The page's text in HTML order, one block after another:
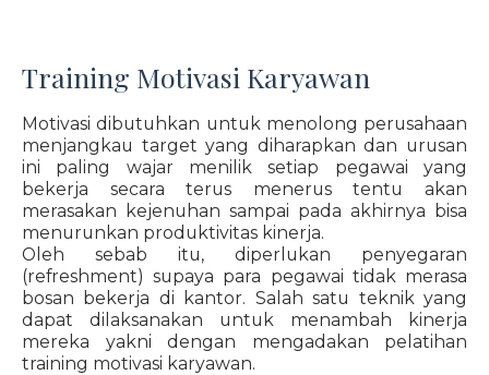
Training Motivasi Karyawan
Motivasi dibutuhkan untuk menolong perusahaan
menjangkau target yang diharapkan dan urusan
ini paling wajar menilik setiap pegawai yang
bekerja secara terus menerus tentu akan
merasakan kejenuhan sampai pada akhirnya bisa
menurunkan produktivitas kinerja.
Oleh sebab itu, diperlukan penyegaran
(refreshment) supaya para pegawai tidak merasa
bosan bekerja di kantor. Salah satu teknik yang
dapat dilaksanakan untuk menambah kinerja
mereka yakni dengan mengadakan pelatihan
training motivasi karyawan.